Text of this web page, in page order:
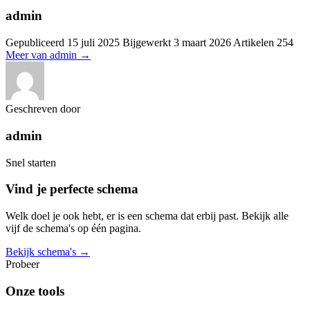
admin
Gepubliceerd 15 juli 2025 Bijgewerkt 3 maart 2026 Artikelen 254
Meer van admin →
Geschreven door
admin
Snel starten
Vind je perfecte schema
Welk doel je ook hebt, er is een schema dat erbij past. Bekijk alle
vijf de schema's op één pagina.
Bekijk schema's →
Probeer
Onze tools